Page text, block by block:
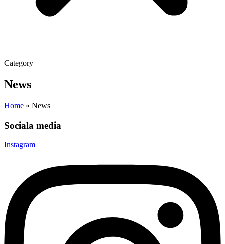
Category
News
Home » News
Sociala media
Instagram